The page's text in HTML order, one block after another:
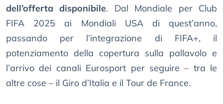
dell’offerta disponibile. Dal Mondiale per Club
FIFA 2025 ai Mondiali USA di quest’anno,
passando per l’integrazione di FIFA+, il
potenziamento della copertura sulla pallavolo e
l’arrivo dei canali Eurosport per seguire – tra le
altre cose – il Giro d’Italia e il Tour de France.